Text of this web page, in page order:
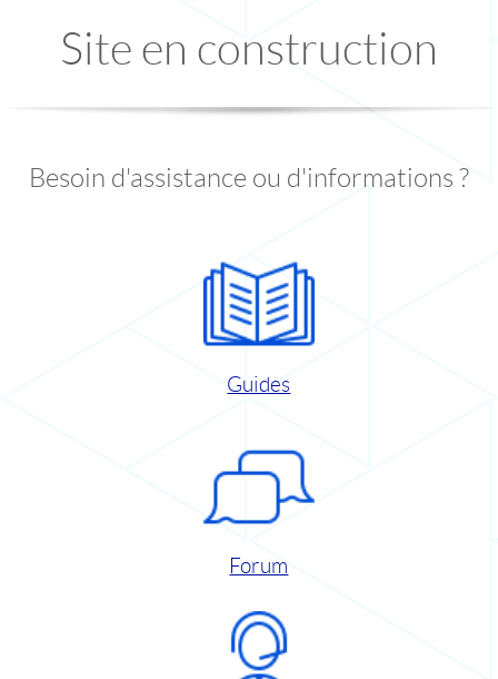
Site en construction
Besoin d'assistance ou d'informations ?
Guides
Forum